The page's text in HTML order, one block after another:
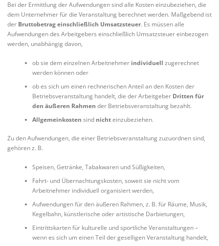
Bei der Ermittlung der Aufwendungen sind alle Kosten einzubeziehen, die
dem Unternehmer für die Veranstaltung berechnet werden. Maßgebend ist
der Bruttobetrag einschließlich Umsatzsteuer. Es müssen alle
Aufwendungen des Arbeitgebers einschließlich Umsatzsteuer einbezogen
werden, unabhängig davon,
ob sie dem einzelnen Arbeitnehmer individuell zugerechnet
werden können oder
ob es sich um einen rechnerischen Anteil an den Kosten der
Betriebsveranstaltung handelt, die der Arbeitgeber Dritten für
den äußeren Rahmen der Betriebsveranstaltung bezahlt.
Allgemeinkosten sind nichteinzubeziehen.
Zu den Aufwendungen, die einer Betriebsveranstaltung zuzuordnen sind,
gehören z. B.
Speisen, Getränke, Tabakwaren und Süßigkeiten,
Fahrt- und Übernachtungskosten, soweit sie nicht vom
Arbeitnehmer individuell organisiert werden,
Aufwendungen für den äußeren Rahmen, z. B. für Räume, Musik,
Kegelbahn, künstlerische oder artistische Darbietungen,
Eintrittskarten für kulturelle und sportliche Veranstaltungen –
wenn es sich um einen Teil der geselligen Veranstaltung handelt,